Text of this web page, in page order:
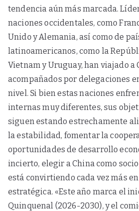
tendencia aún más marcada.
naciones occidentales, como
Unido y Alemania, así como de
latinoamericanos, como la
Vietnam y Uruguay, han viajado a
acompañados por delegaciones
nivel. Si bien estas naciones
internas muy diferentes, sus
siguen estando estrechamente
la estabilidad, fomentar la
oportunidades de desarrollo
incierto, elegir a China como
está convirtiendo cada vez más
estratégica. «Este año marca el
Quinquenal (2026-2030), y el